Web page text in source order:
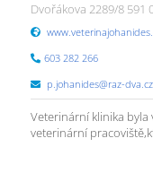
Dvořákova 2289/8 591
603 282 266
p.johanides@raz-dva.cz
Veterinární klinika byla
veterinární